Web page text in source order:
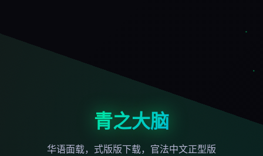
青之大脑
华语面载，式版版下载，官法中文正型版